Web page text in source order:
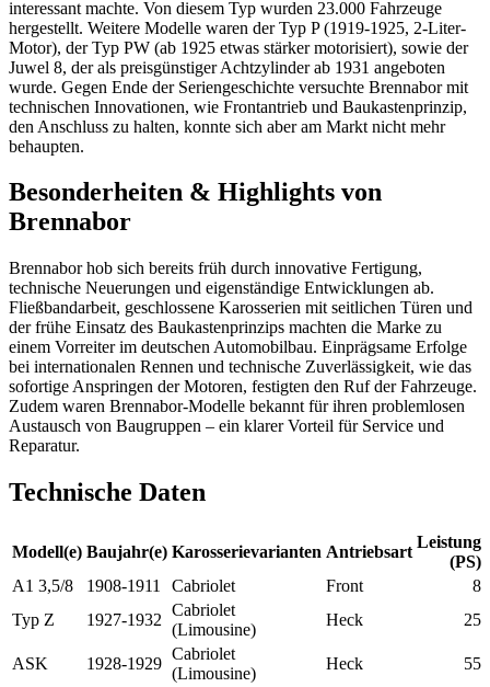
interessant machte. Von diesem Typ wurden 23.000 Fahrzeuge
hergestellt. Weitere Modelle waren der Typ P (1919-1925, 2-Liter-
Motor), der Typ PW (ab 1925 etwas stärker motorisiert), sowie der
Juwel 8, der als preisgünstiger Achtzylinder ab 1931 angeboten
wurde. Gegen Ende der Seriengeschichte versuchte Brennabor mit
technischen Innovationen, wie Frontantrieb und Baukastenprinzip,
den Anschluss zu halten, konnte sich aber am Markt nicht mehr
behaupten.
Besonderheiten & Highlights von
Brennabor
Brennabor hob sich bereits früh durch innovative Fertigung,
technische Neuerungen und eigenständige Entwicklungen ab.
Fließbandarbeit, geschlossene Karosserien mit seitlichen Türen und
der frühe Einsatz des Baukastenprinzips machten die Marke zu
einem Vorreiter im deutschen Automobilbau. Einprägsame Erfolge
bei internationalen Rennen und technische Zuverlässigkeit, wie das
sofortige Anspringen der Motoren, festigten den Ruf der Fahrzeuge.
Zudem waren Brennabor-Modelle bekannt für ihren problemlosen
Austausch von Baugruppen – ein klarer Vorteil für Service und
Reparatur.
Technische Daten
Modell(e) Baujahr(e) Karosserievarianten Antriebsart
Leistung
(PS)
A1 3,5/8 1908-1911 Cabriolet Front
8
Typ Z
1927-1932
Cabriolet
(Limousine)
Heck 25
ASK 1928-1929
Cabriolet
(Limousine)
Heck 55